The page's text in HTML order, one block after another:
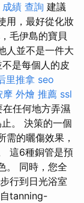
績 查詢 建議
用，最好從化妝
毛伊島的寶貝
人並不是一件大
是每個人的皮
里推拿 seo
摩 外燴 推薦 ssl
任何地方弄濕
。 決策的一個
需的曬傷效果，
這6種銅管是預
。 同時，您全
行到日光浴室
tanning-